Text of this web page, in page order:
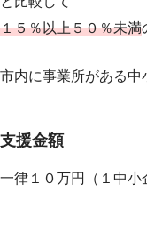
１５％以上５０％未満
市内に事業所がある中
支援金額
一律１０万円（１中